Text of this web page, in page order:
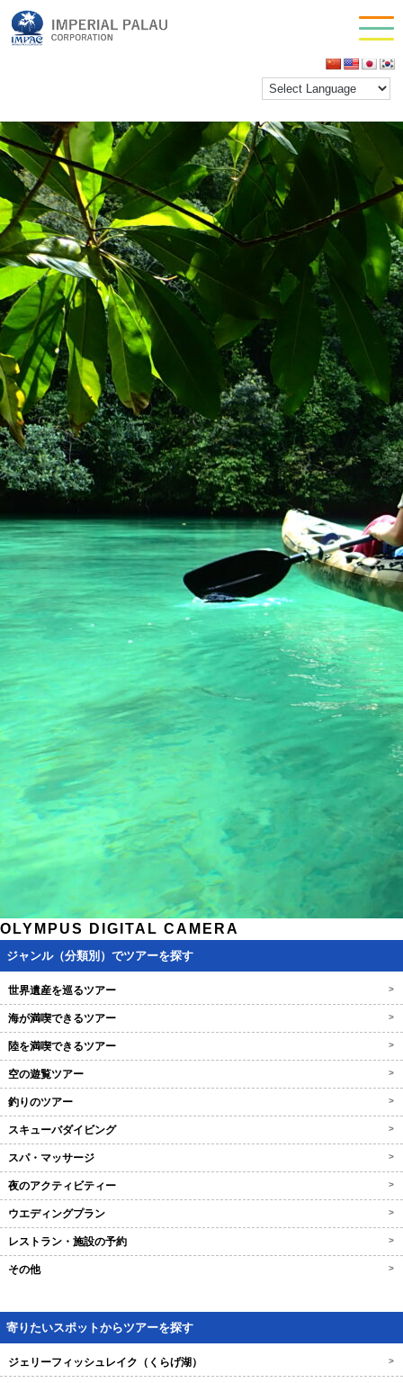
OLYMPUS DIGITAL CAMERA
inpactestuser |2021年1月27日
OLYMPUS DIGITAL CAMERA
ジャンル（分類別）でツアーを探す
世界遺産を巡るツアー >
海が満喫できるツアー >
陸を満喫できるツアー >
空の遊覧ツアー >
釣りのツアー >
スキューバダイビング >
スパ・マッサージ >
夜のアクティビティー >
ウエディングプラン >
レストラン・施設の予約 >
その他 >
寄りたいスポットからツアーを探す
ジェリーフィッシュレイク（くらげ湖） >